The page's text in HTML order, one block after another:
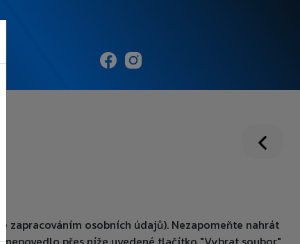
zapracováním osobních údajů). Nezapomeňte nahrát